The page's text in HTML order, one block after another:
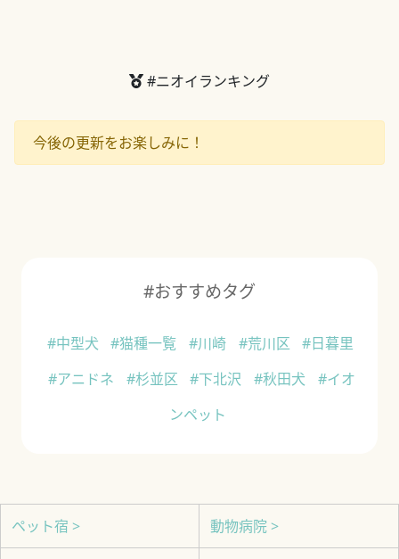
#ニオイランキング
今後の更新をお楽しみに！
#おすすめタグ
#中型犬 #猫種一覧 #川崎 #荒川区 #日暮里
#アニドネ
#杉並区 #下北沢 #秋田犬
#イオ
ンペット
ペット宿 > 動物病院 >